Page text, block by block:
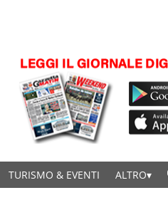
TURISMO & EVENTI ALTRO